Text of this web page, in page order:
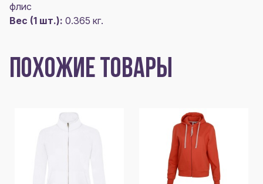
флис
Вес (1 шт.): 0.365 кг.
ПОХОЖИЕ ТОВАРЫ